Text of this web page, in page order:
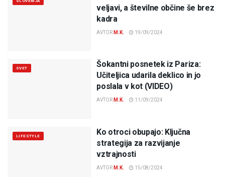
veljavi, a številne občine še brez
kadra
AVTOR M.K. 19/09/2024
SVET
Šokantni posnetek iz Pariza:
Učiteljica udarila deklico in jo
poslala v kot (VIDEO)
AVTOR M.K. 11/09/2024
LIFESTYLE
Ko otroci obupajo: Ključna
strategija za razvijanje
vztrajnosti
AVTOR M.K. 15/08/2024